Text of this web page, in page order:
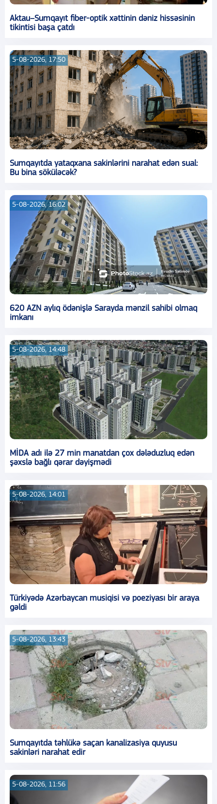
Aktau–Sumqayıt fiber-optik xəttinin dəniz hissəsinin
tikintisi başa çatdı
5-08-2026, 17:50
Sumqayıtda yataqxana sakinlərini narahat edən sual:
Bu bina söküləcək?
5-08-2026, 16:02
620 AZN aylıq ödənişlə Sarayda mənzil sahibi olmaq
imkanı
5-08-2026, 14:48
MİDA adı ilə 27 min manatdan çox dələduzluq edən
şəxslə bağlı qərar dəyişmədi
5-08-2026, 14:01
Türkiyədə Azərbaycan musiqisi və poeziyası bir araya
gəldi
5-08-2026, 13:43
Sumqayıtda təhlükə saçan kanalizasiya quyusu
sakinləri narahat edir
5-08-2026, 11:56